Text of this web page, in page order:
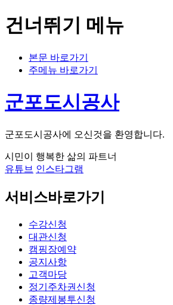
건너뛰기 메뉴
본문 바로가기
주메뉴 바로가기
군포도시공사
군포도시공사에 오신것을 환영합니다.
시민이 행복한 삶의 파트너
유튜브 인스타그램
서비스바로가기
수강신청
대관신청
캠핑장예약
공지사항
고객마당
정기주차권신청
종량제봉투신청